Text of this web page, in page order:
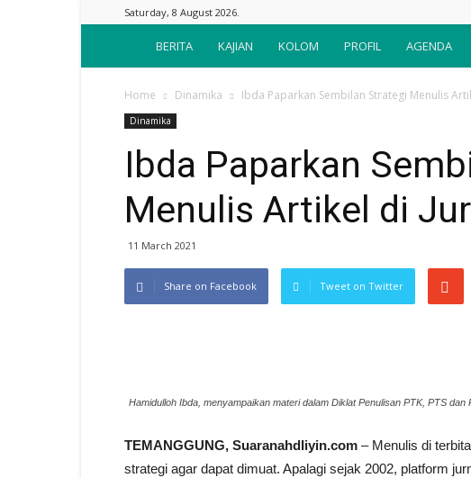
Saturday, 8 August 2026.
Suara
Nahdliyin
BERITA KAJIAN KOLOM PROFIL AGENDA
Home Dinamika Ibda Paparkan Sembilan Strategi Menulis
Dinamika
Ibda Paparkan
Menulis Artikel di
11 March 2021
Share on Facebook Tweet on Twitter
Hamidulloh Ibda, menyampaikan materi dalam Diklat Penulisan PTK, PTS dan
TEMANGGUNG, Suaranahdliyin.com – Menulis di
strategi agar dapat dimuat. Apalagi sejak 2002, platform